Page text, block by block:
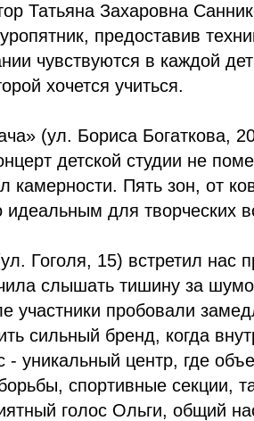
Татьяна Захаровна
предоставив
чувствуются в каждой
хочется учиться.
(ул. Бориса Богаткова,
детской студии не
камерности. Пять зон, от
идеальным для творческих
Гоголя, 15) встретил нас
слышать тишину за
участники пробовали
сильный бренд, когда
- уникальный центр, где
спортивные секции,
голос Ольги, общий